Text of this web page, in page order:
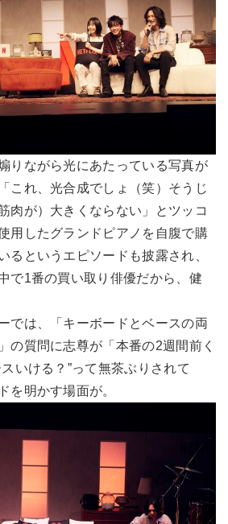
りながら光にあたっている写真が
これ、光合成でしょ（笑）そうじ
肉が）大きくならない」とツッコ
用したグランドピアノを自腹で購
るというエピソードも披露され、
で1番の買い取り俳優だから、健
では、「キーボードとベースの両
の質問に志尊が「本番の2週間前く
いける？”って無茶ぶりされて
を明かす場面が。